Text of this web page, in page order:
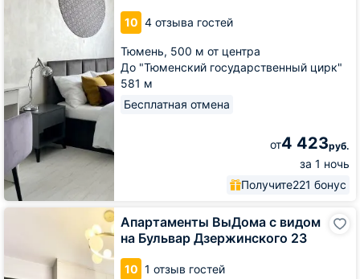
10 4 отзыва гостей
Тюмень, 500 м от центра
До "Тюменский государственный цирк"
581 м
Бесплатная отмена
от4 423руб.
за 1 ночь
Получите221 бонус
Апартаменты ВыДома с видом
на Бульвар Дзержинского 23
10 1 отзыв гостей
Апартаменты